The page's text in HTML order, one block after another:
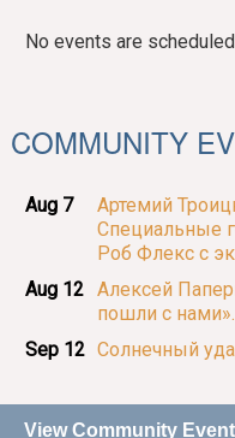
No events are
COMMUNITY
Aug 7
Артемий
Специальные
Роб Флекс с
Aug 12
Алексей
пошли с нами».
Sep 12 Солнечный
View Community